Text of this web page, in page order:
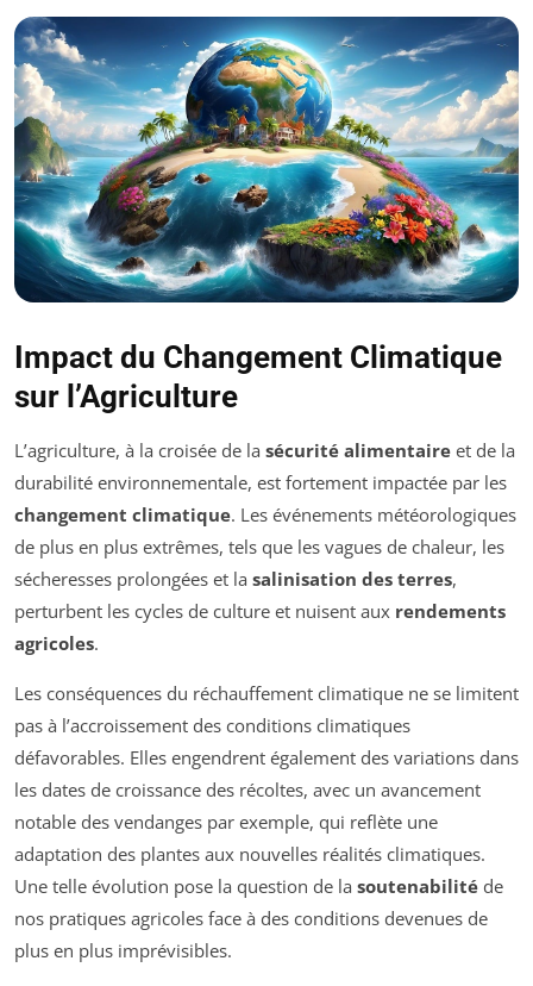
Impact du Changement Climatique
sur l’Agriculture
L’agriculture, à la croisée de la sécurité alimentaire et de la
durabilité environnementale, est fortement impactée par les
changement climatique. Les événements météorologiques
de plus en plus extrêmes, tels que les vagues de chaleur, les
sécheresses prolongées et la salinisation des terres,
perturbent les cycles de culture et nuisent aux rendements
agricoles.
Les conséquences du réchauffement climatique ne se limitent
pas à l’accroissement des conditions climatiques
défavorables. Elles engendrent également des variations dans
les dates de croissance des récoltes, avec un avancement
notable des vendanges par exemple, qui reflète une
adaptation des plantes aux nouvelles réalités climatiques.
Une telle évolution pose la question de la soutenabilité de
nos pratiques agricoles face à des conditions devenues de
plus en plus imprévisibles.